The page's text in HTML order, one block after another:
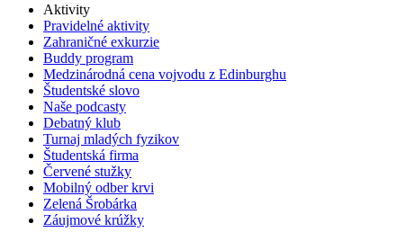
Aktivity
Pravidelné aktivity
Zahraničné exkurzie
Buddy program
Medzinárodná cena vojvodu z Edinburghu
Študentské slovo
Naše podcasty
Debatný klub
Turnaj mladých fyzikov
Študentská firma
Červené stužky
Mobilný odber krvi
Zelená Šrobárka
Záujmové krúžky